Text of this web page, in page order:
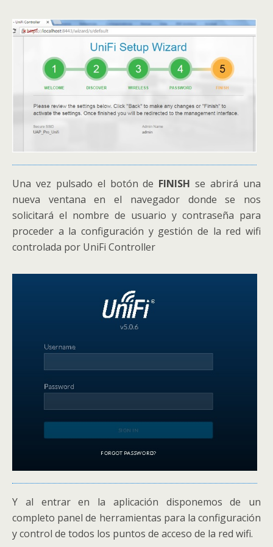
Una vez pulsado el botón de FINISHse abrirá una
nueva ventana en el navegador donde se nos
solicitará el nombre de usuario y contraseña para
proceder a la configuración y gestión de la red wifi
controlada por UniFi Controller
Y al entrar en la aplicación disponemos de un
completo panel de herramientas para la configuración
y control de todos los puntos de acceso de la red wifi.